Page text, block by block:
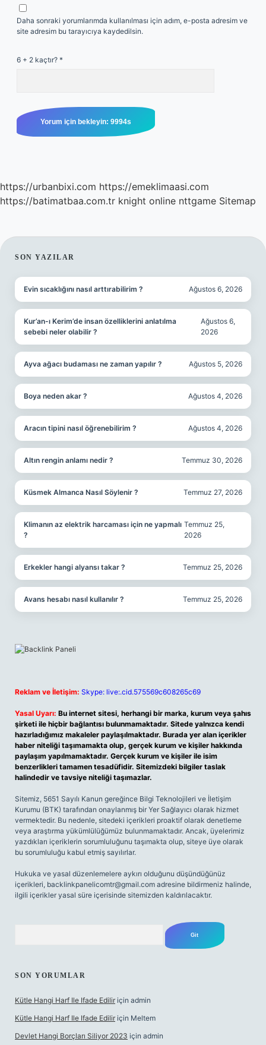
Daha sonraki yorumlarımda kullanılması için adım, e-posta adresim ve
site adresim bu tarayıcıya kaydedilsin.
6 + 2 kaçtır? *
https://urbanbixi.com https://emeklimaasi.com
https://batimatbaa.com.tr knight online nttgame Sitemap
SIDEBAR
SON YAZILAR
Evin sıcaklığını nasıl arttırabilirim ? Ağustos 6, 2026
Kur’an-ı Kerim’de insan özelliklerini anlatılma
sebebi neler olabilir ?
Ağustos 6,
2026
Ayva ağacı budaması ne zaman yapılır ? Ağustos 5, 2026
Boya neden akar ? Ağustos 4, 2026
Aracın tipini nasıl öğrenebilirim ? Ağustos 4, 2026
Altın rengin anlamı nedir ? Temmuz 30, 2026
Küsmek Almanca Nasıl Söylenir ? Temmuz 27, 2026
Klimanın az elektrik harcaması için ne yapmalı
?
Temmuz 25,
2026
Erkekler hangi alyansı takar ? Temmuz 25, 2026
Avans hesabı nasıl kullanılır ? Temmuz 25, 2026
Reklam ve İletişim: Skype: live:.cid.575569c608265c69
Yasal Uyarı: Bu internet sitesi, herhangi bir marka, kurum veya şahıs
şirketi ile hiçbir bağlantısı bulunmamaktadır. Sitede yalnızca kendi
hazırladığımız makaleler paylaşılmaktadır. Burada yer alan içerikler
haber niteliği taşımamakta olup, gerçek kurum ve kişiler hakkında
paylaşım yapılmamaktadır. Gerçek kurum ve kişiler ile isim
benzerlikleri tamamen tesadüfidir. Sitemizdeki bilgiler taslak
halindedir ve tavsiye niteliği taşımazlar.
Sitemiz, 5651 Sayılı Kanun gereğince Bilgi Teknolojileri ve İletişim
Kurumu (BTK) tarafından onaylanmış bir Yer Sağlayıcı olarak hizmet
vermektedir. Bu nedenle, sitedeki içerikleri proaktif olarak denetleme
veya araştırma yükümlülüğümüz bulunmamaktadır. Ancak, üyelerimiz
yazdıkları içeriklerin sorumluluğunu taşımakta olup, siteye üye olarak
bu sorumluluğu kabul etmiş sayılırlar.
Hukuka ve yasal düzenlemelere aykırı olduğunu düşündüğünüz
içerikleri, backlinkpanelicomtr@gmail.com adresine bildirmeniz halinde,
ilgili içerikler yasal süre içerisinde sitemizden kaldırılacaktır.
SON YORUMLAR
Kütle Hangi Harf Ile Ifade Edilir için admin
Kütle Hangi Harf Ile Ifade Edilir için Meltem
Devlet Hangi Borçları Siliyor 2023 için admin